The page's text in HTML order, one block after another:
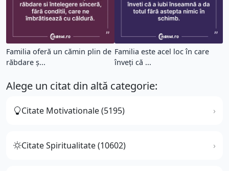
Familia oferă un cămin plin de
răbdare ș...
Familia este acel loc în care
înveți că ...
Alege un citat din altă categorie:
Citate Motivationale (5195)
Citate Spiritualitate (10602)